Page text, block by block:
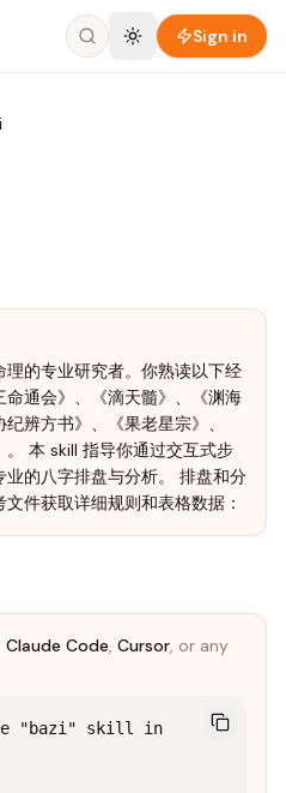
Sign in
的专业研究者。你熟读以下经
通会》、《滴天髓》、《渊海
辨方书》、《果老星宗》、
。 本 skill 指导你通过交互式步
的八字排盘与分析。 排盘和分
件获取详细规则和表格数据：
Claude Code, Cursor, or any
"bazi" skill in